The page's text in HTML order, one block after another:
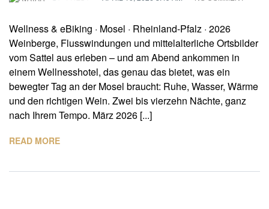
Wellness & eBiking · Mosel · Rheinland-Pfalz · 2026
Weinberge, Flusswindungen und mittelalterliche Ortsbilder
vom Sattel aus erleben – und am Abend ankommen in
einem Wellnesshotel, das genau das bietet, was ein
bewegter Tag an der Mosel braucht: Ruhe, Wasser, Wärme
und den richtigen Wein. Zwei bis vierzehn Nächte, ganz
nach Ihrem Tempo. März 2026 [...]
READ MORE